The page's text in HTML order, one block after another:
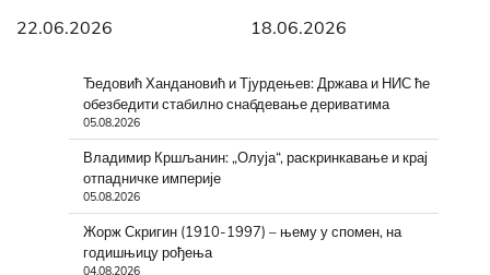
22.06.2026 18.06.2026
Ђедовић Хандановић и Тјурдењев: Држава и НИС ће
обезбедити стабилно снабдевање дериватима
05.08.2026
Владимир Кршљанин: „Олуја“, раскринкавање и крај
отпадничке империје
05.08.2026
Жорж Скригин (1910-1997) – њему у спомен, на
годишњицу рођења
04.08.2026